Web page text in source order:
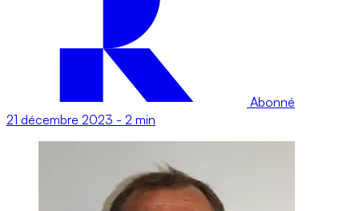
Abonné
21 décembre 2023 - 2 min